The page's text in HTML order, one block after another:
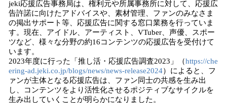
jeki応援広告事務局は、権利元や所属事務所に対して、応援広
告許諾に向けたアドバイスや、素材管理、ファンのみなさま
の掲出サポート等、応援広告に関する窓口業務を行っていま
す。現在、アイドル、アーティスト、VTuber、声優、スポー
ツなど、様々な分野の約16コンテンツの応援広告を受付けて
います。
2023年度に行った「推し活・応援広告調査2023」（https://che
ering-ad.jeki.co.jp/blogs/news/news-release2024）によると、フ
ァンが主体となる応援広告は、ファン同士の共感を生み出
し、コンテンツをより活性化させるポジティブなサイクルを
生み出していくことが明らかになりました。